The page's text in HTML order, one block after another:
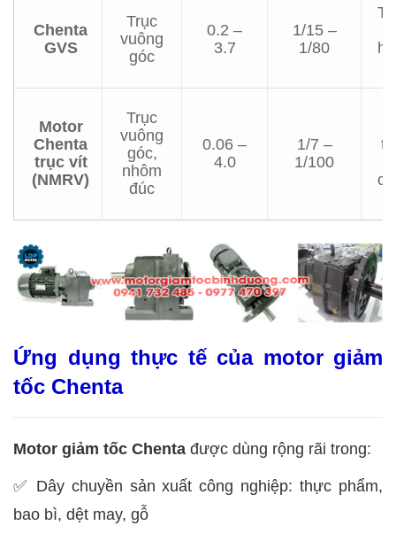
Chenta
GVS
Trục
vuông
góc
0.2 –
3.7
1/15 –
1/80
Motor
Chenta
trục vít
(NMRV)
Trục
vuông
góc,
nhôm
đúc
0.06 –
4.0
1/7 –
1/100
Ứng dụng thực tế của motor giảm
tốc Chenta
Motor giảm tốc Chenta được dùng rộng rãi trong:
✅ Dây chuyền sản xuất công nghiệp: thực phẩm,
bao bì, dệt may, gỗ